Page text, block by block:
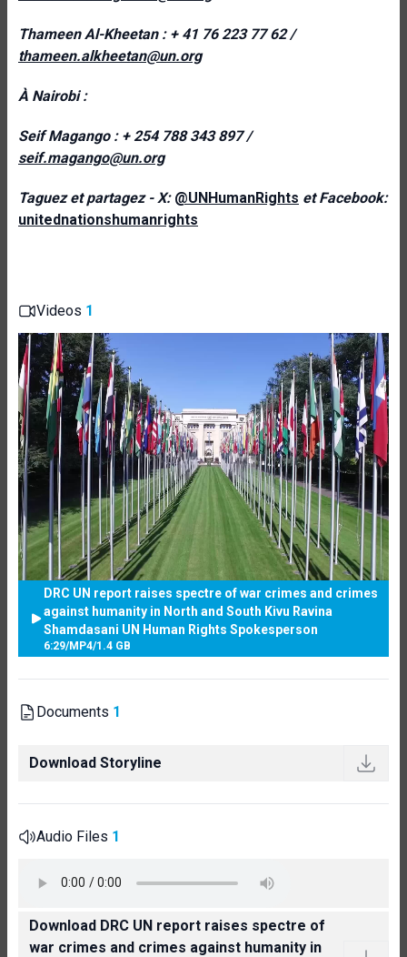
Thameen Al-Kheetan : + 41 76 223 77 62 /
thameen.alkheetan@un.org
À Nairobi :
Seif Magango : + 254 788 343 897 /
seif.magango@un.org
Taguez et partagez - X: @UNHumanRights et Facebook:
unitednationshumanrights
Videos 1
DRC UN report raises spectre of war crimes and crimes
against humanity in North and South Kivu Ravina
Shamdasani UN Human Rights Spokesperson
6:29/MP4/1.4 GB
Documents 1
Download Storyline
Audio Files 1
Download DRC UN report raises spectre of
war crimes and crimes against humanity in